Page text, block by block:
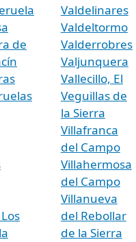
de
Valdelinares
Valdeltormo
Valderrobres
Valjunquera
Vallecillo, El
Veguillas de
la Sierra
Villafranca
del Campo
Villahermosa
del Campo
Villanueva
del Rebollar
de la Sierra